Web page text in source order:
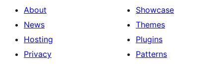
About
News
Hosting
Privacy
Showcase
Themes
Plugins
Patterns